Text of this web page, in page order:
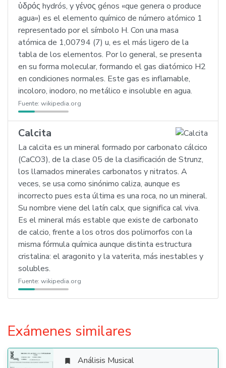
ὑδρός hydrós, y γένος génos «que genera o produce
agua») es el elemento químico de número atómico 1
representado por el símbolo H. Con una masa
atómica de 1,00794 (7) u, es el más ligero de la
tabla de los elementos. Por lo general, se presenta
en su forma molecular, formando el gas diatómico H2
en condiciones normales. Este gas es inflamable,
incoloro, inodoro, no metálico e insoluble en agua.
Fuente: wikipedia.org
Calcita
La calcita es un mineral formado por carbonato cálcico
(CaCO3), de la clase 05 de la clasificación de Strunz,
los llamados minerales carbonatos y nitratos. A
veces, se usa como sinónimo caliza, aunque es
incorrecto pues esta última es una roca, no un mineral.
Su nombre viene del latín calx, que significa cal viva.
Es el mineral más estable que existe de carbonato
de calcio, frente a los otros dos polimorfos con la
misma fórmula química aunque distinta estructura
cristalina: el aragonito y la vaterita, más inestables y
solubles.
Fuente: wikipedia.org
Exámenes similares
 Análisis Musical